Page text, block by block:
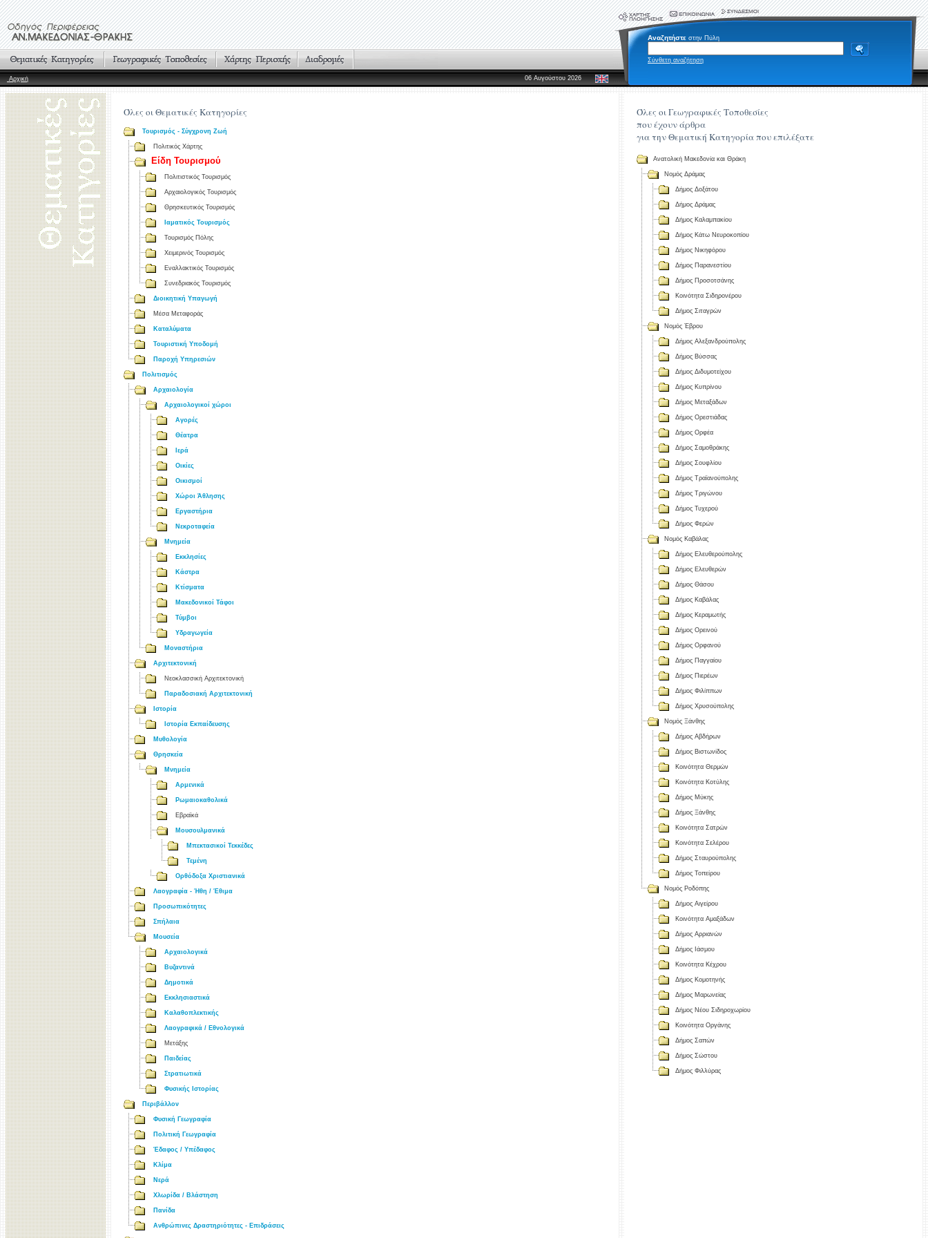
Αναζητήστε στην Πύλη
Σύνθετη αναζήτηση
Αρχική 06 Αυγούστου 2026
Όλες οι Θεματικές Κατηγορίες
Τουρισμός - Σύγχρονη Ζωή
Πολιτικός Χάρτης
Είδη Τουρισμού
Πολιτιστικός Τουρισμός
Αρχαιολογικός Τουρισμός
Θρησκευτικός Τουρισμός
Ιαματικός Τουρισμός
Τουρισμός Πόλης
Χειμερινός Τουρισμός
Εναλλακτικός Τουρισμός
Συνεδριακός Τουρισμός
Διοικητική Υπαγωγή
Μέσα Μεταφοράς
Καταλύματα
Τουριστική Υποδομή
Παροχή Υπηρεσιών
Πολιτισμός
Αρχαιολογία
Αρχαιολογικοί χώροι
Αγορές
Θέατρα
Ιερά
Οικίες
Οικισμοί
Χώροι Άθλησης
Εργαστήρια
Νεκροταφεία
Μνημεία
Εκκλησίες
Κάστρα
Κτίσματα
Μακεδονικοί Τάφοι
Τύμβοι
Υδραγωγεία
Μοναστήρια
Αρχιτεκτονική
Νεοκλασσική Αρχιτεκτονική
Παραδοσιακή Αρχιτεκτονική
Ιστορία
Ιστορία Εκπαίδευσης
Μυθολογία
Θρησκεία
Μνημεία
Αρμενικά
Ρωμαιοκαθολικά
Εβραϊκά
Μουσουλμανικά
Μπεκτασικοί Τεκκέδες
Τεμένη
Ορθόδοξα Χριστιανικά
Λαογραφία - Ήθη / Έθιμα
Προσωπικότητες
Σπήλαια
Μουσεία
Αρχαιολογικά
Βυζαντινά
Δημοτικά
Εκκλησιαστικά
Καλαθοπλεκτικής
Λαογραφικά / Εθνολογικά
Μετάξης
Παιδείας
Στρατιωτικά
Φυσικής Ιστορίας
Περιβάλλον
Φυσική Γεωγραφία
Πολιτική Γεωγραφία
Έδαφος / Υπέδαφος
Κλίμα
Νερά
Χλωρίδα / Βλάστηση
Πανίδα
Ανθρώπινες Δραστηριότητες - Επιδράσεις
Όλες οι Γεωγραφικές Τοποθεσίες
που έχουν άρθρα
για την Θεματική Κατηγορία που επιλέξατε
Ανατολική Μακεδονία και Θράκη
Νομός Δράμας
Δήμος Δοξάτου
Δήμος Δράμας
Δήμος Καλαμπακίου
Δήμος Κάτω Νευροκοπίου
Δήμος Νικηφόρου
Δήμος Παρανεστίου
Δήμος Προσοτσάνης
Κοινότητα Σιδηρονέρου
Δήμος Σιταγρών
Νομός Έβρου
Δήμος Αλεξανδρούπολης
Δήμος Βύσσας
Δήμος Διδυμοτείχου
Δήμος Κυπρίνου
Δήμος Μεταξάδων
Δήμος Ορεστιάδας
Δήμος Ορφέα
Δήμος Σαμοθράκης
Δήμος Σουφλίου
Δήμος Τραϊανούπολης
Δήμος Τριγώνου
Δήμος Τυχερού
Δήμος Φερών
Νομός Καβάλας
Δήμος Ελευθερούπολης
Δήμος Ελευθερών
Δήμος Θάσου
Δήμος Καβάλας
Δήμος Κεραμωτής
Δήμος Ορεινού
Δήμος Ορφανού
Δήμος Παγγαίου
Δήμος Πιερέων
Δήμος Φιλίππων
Δήμος Χρυσούπολης
Νομός Ξάνθης
Δήμος Αβδήρων
Δήμος Βιστωνίδος
Κοινότητα Θερμών
Κοινότητα Κοτύλης
Δήμος Μύκης
Δήμος Ξάνθης
Κοινότητα Σατρών
Κοινότητα Σελέρου
Δήμος Σταυρούπολης
Δήμος Τοπείρου
Νομός Ροδόπης
Δήμος Αιγείρου
Κοινότητα Αμαξάδων
Δήμος Αρριανών
Δήμος Ιάσμου
Κοινότητα Κέχρου
Δήμος Κομοτηνής
Δήμος Μαρωνείας
Δήμος Νέου Σιδηροχωρίου
Κοινότητα Οργάνης
Δήμος Σαπών
Δήμος Σώστου
Δήμος Φιλλύρας